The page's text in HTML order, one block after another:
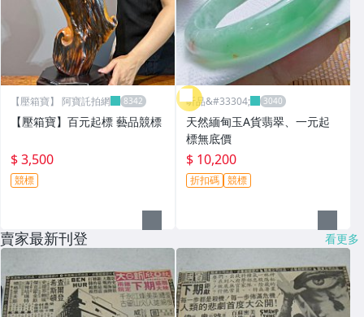
【壓箱寶】 阿寶託拍網
【壓箱寶】百元起標 藝品競標
$ 3,500
競標
昕品&#33304;
天然緬甸玉A貨翡翠、一元起
標無底價
$ 10,200
折扣碼 競標
賣家最新刊登 看更多